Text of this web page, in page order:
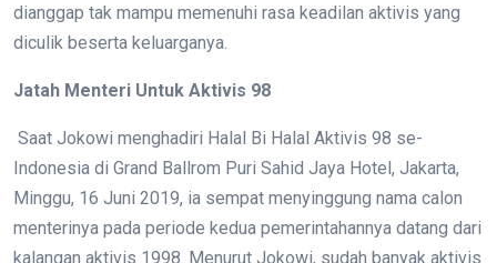
dianggap tak mampu memenuhi rasa keadilan aktivis yang
diculik beserta keluarganya.
Jatah Menteri Untuk Aktivis 98
Saat Jokowi menghadiri Halal Bi Halal Aktivis 98 se-
Indonesia di Grand Ballrom Puri Sahid Jaya Hotel, Jakarta,
Minggu, 16 Juni 2019, ia sempat menyinggung nama calon
menterinya pada periode kedua pemerintahannya datang dari
kalangan aktivis 1998. Menurut Jokowi, sudah banyak aktivis